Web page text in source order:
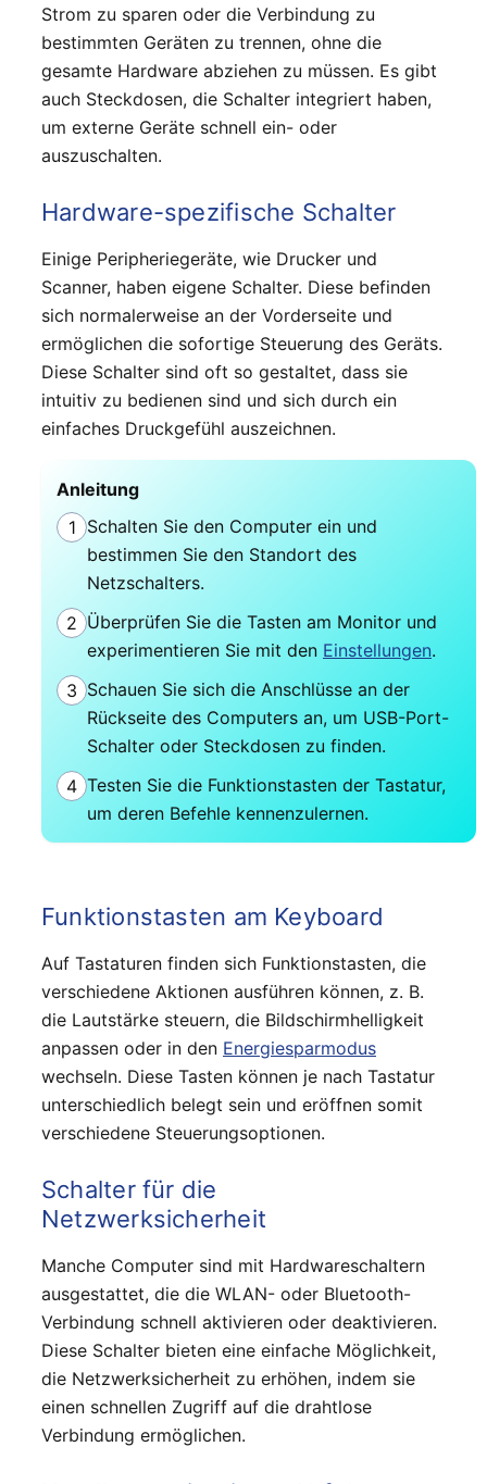
Strom zu sparen oder die Verbindung zu
bestimmten Geräten zu trennen, ohne die
gesamte Hardware abziehen zu müssen. Es gibt
auch Steckdosen, die Schalter integriert haben,
um externe Geräte schnell ein- oder
auszuschalten.
Hardware-spezifische Schalter
Einige Peripheriegeräte, wie Drucker und
Scanner, haben eigene Schalter. Diese befinden
sich normalerweise an der Vorderseite und
ermöglichen die sofortige Steuerung des Geräts.
Diese Schalter sind oft so gestaltet, dass sie
intuitiv zu bedienen sind und sich durch ein
einfaches Druckgefühl auszeichnen.
Anleitung
1 Schalten Sie den Computer ein und
bestimmen Sie den Standort des
Netzschalters.
2 Überprüfen Sie die Tasten am Monitor und
experimentieren Sie mit den Einstellungen.
3 Schauen Sie sich die Anschlüsse an der
Rückseite des Computers an, um USB-Port-
Schalter oder Steckdosen zu finden.
4 Testen Sie die Funktionstasten der Tastatur,
um deren Befehle kennenzulernen.
Funktionstasten am Keyboard
Auf Tastaturen finden sich Funktionstasten, die
verschiedene Aktionen ausführen können, z. B.
die Lautstärke steuern, die Bildschirmhelligkeit
anpassen oder in den Energiesparmodus
wechseln. Diese Tasten können je nach Tastatur
unterschiedlich belegt sein und eröffnen somit
verschiedene Steuerungsoptionen.
Schalter für die
Netzwerksicherheit
Manche Computer sind mit Hardwareschaltern
ausgestattet, die die WLAN- oder Bluetooth-
Verbindung schnell aktivieren oder deaktivieren.
Diese Schalter bieten eine einfache Möglichkeit,
die Netzwerksicherheit zu erhöhen, indem sie
einen schnellen Zugriff auf die drahtlose
Verbindung ermöglichen.